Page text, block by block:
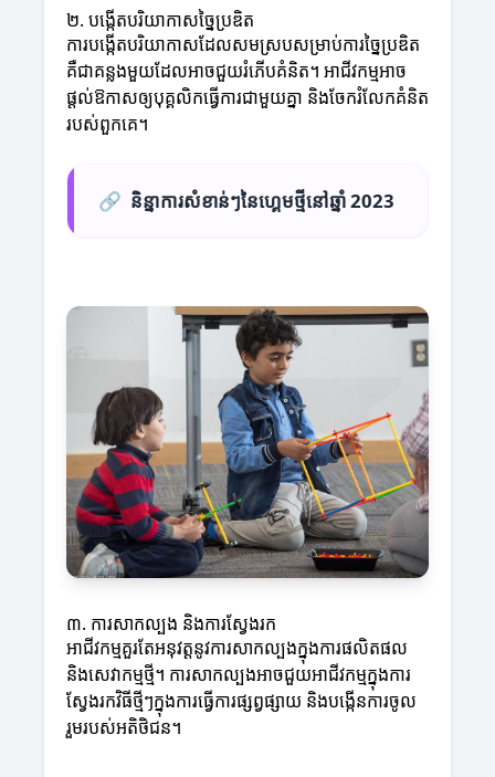
២. បង្កើតបរិយាកាសច្នៃប្រឌិត
ការបង្កើតបរិយាកាសដែលសមស្របសម្រាប់ការច្នៃប្រឌិត
គឺជាគន្លងមួយដែលអាចជួយរំភើបគំនិត។ អាជីវកម្មអាច
ផ្ដល់ឱកាសឲ្យបុគ្គលិកធ្វើការជាមួយគ្នា និងចែករំលែកគំនិត
របស់ពួកគេ។
🔗 និន្នាការសំខាន់ៗនៃហ្គេមថ្មីនៅឆ្នាំ 2023
៣. ការសាកល្បង និងការស្វែងរក
អាជីវកម្មគួរតែអនុវត្តនូវការសាកល្បងក្នុងការផលិតផល
និងសេវាកម្មថ្មី។ ការសាកល្បងអាចជួយអាជីវកម្មក្នុងការ
ស្វែងរកវិធីថ្មីៗក្នុងការធ្វើការផ្សព្វផ្សាយ និងបង្កើនការចូល
រួមរបស់អតិថិជន។